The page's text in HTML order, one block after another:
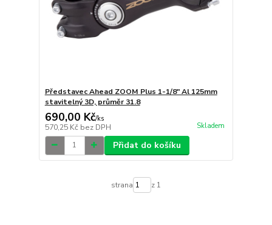
Představec Ahead ZOOM Plus 1-1/8" Al 125mm
stavitelný 3D, průměr 31.8
690,00 Kč/ks
570,25 Kč bez DPH Skladem
Přidat do košíku
strana z 1